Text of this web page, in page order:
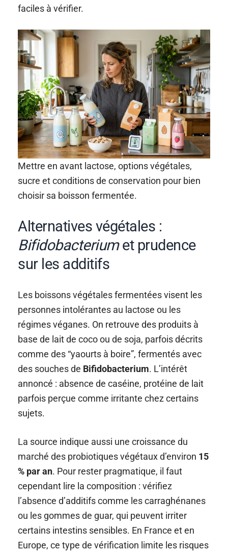
faciles à vérifier.
Mettre en avant lactose, options végétales,
sucre et conditions de conservation pour bien
choisir sa boisson fermentée.
Alternatives végétales :
Bifidobacteriumet prudence
sur les additifs
Les boissons végétales fermentées visent les
personnes intolérantes au lactose ou les
régimes véganes. On retrouve des produits à
base de lait de coco ou de soja, parfois décrits
comme des “yaourts à boire”, fermentés avec
des souches de Bifidobacterium. L’intérêt
annoncé : absence de caséine, protéine de lait
parfois perçue comme irritante chez certains
sujets.
La source indique aussi une croissance du
marché des probiotiques végétaux d’environ 15
% par an. Pour rester pragmatique, il faut
cependant lire la composition : vérifiez
l’absence d’additifs comme les carraghénanes
ou les gommes de guar, qui peuvent irriter
certains intestins sensibles. En France et en
Europe, ce type de vérification limite les risques